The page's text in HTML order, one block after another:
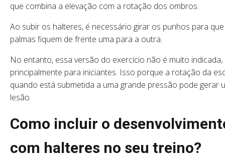
que combina a elevação com a rotação dos ombros.
Ao subir os halteres, é necessário girar os punhos para
palmas fiquem de frente uma para a outra.
No entanto, essa versão do exercício não é muito indicada,
principalmente para iniciantes. Isso porque a rotação da
quando está submetida a uma grande pressão pode gerar
lesão.
Como incluir o
com halteres no seu treino?